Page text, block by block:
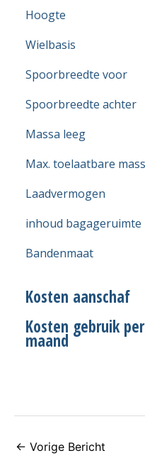
Hoogte
Wielbasis
Spoorbreedte voor
Spoorbreedte achter
Massa leeg
Max. toelaatbare
Laadvermogen
inhoud bagageruimte
Bandenmaat
Kosten aanschaf
Kosten gebruik per
maand
← Vorige Bericht